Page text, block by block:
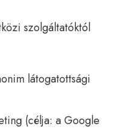
szolgáltatóktól
látogatottsági
(célja: a Google